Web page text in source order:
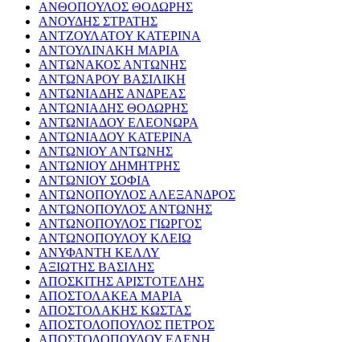
ΑΝΘΟΠΟΥΛΟΣ ΘΟΔΩΡΗΣ
ΑΝΟΥΔΗΣ ΣΤΡΑΤΗΣ
ΑΝΤΖΟΥΛΑΤΟΥ ΚΑΤΕΡΙΝΑ
ΑΝΤΟΥΛΙΝΑΚΗ ΜΑΡΙΑ
ΑΝΤΩΝΑΚΟΣ ΑΝΤΩΝΗΣ
ΑΝΤΩΝΑΡΟΥ ΒΑΣΙΛΙΚΗ
ΑΝΤΩΝΙΑΔΗΣ ΑΝΔΡΕΑΣ
ΑΝΤΩΝΙΑΔΗΣ ΘΟΔΩΡΗΣ
ΑΝΤΩΝΙΑΔΟΥ ΕΛΕΟΝΩΡΑ
ΑΝΤΩΝΙΑΔΟΥ ΚΑΤΕΡΙΝΑ
ΑΝΤΩΝΙΟΥ ΑΝΤΩΝΗΣ
ΑΝΤΩΝΙΟΥ ΔΗΜΗΤΡΗΣ
ΑΝΤΩΝΙΟΥ ΣΟΦΙΑ
ΑΝΤΩΝΟΠΟΥΛΟΣ ΑΛΕΞΑΝΔΡΟΣ
ΑΝΤΩΝΟΠΟΥΛΟΣ ΑΝΤΩΝΗΣ
ΑΝΤΩΝΟΠΟΥΛΟΣ ΓΙΩΡΓΟΣ
ΑΝΤΩΝΟΠΟΥΛΟΥ ΚΛΕΙΩ
ΑΝΥΦΑΝΤΗ ΚΕΛΛΥ
ΑΞΙΩΤΗΣ ΒΑΣΙΛΗΣ
ΑΠΟΣΚΙΤΗΣ ΑΡΙΣΤΟΤΕΛΗΣ
ΑΠΟΣΤΟΛΑΚΕΑ ΜΑΡΙΑ
ΑΠΟΣΤΟΛΑΚΗΣ ΚΩΣΤΑΣ
ΑΠΟΣΤΟΛΟΠΟΥΛΟΣ ΠΕΤΡΟΣ